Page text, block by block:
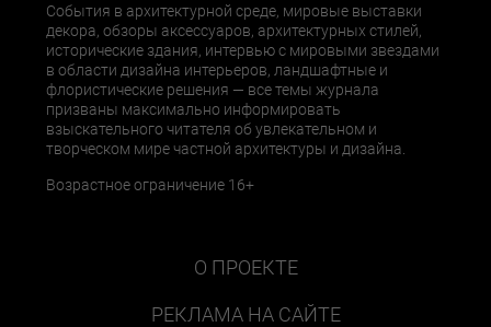
События в архитектурной среде, мировые выставки
декора, обзоры аксессуаров, архитектурных стилей,
исторические здания, интервью с мировыми звездами
в области дизайна интерьеров, ландшафтные и
флористические решения — все темы журнала
призваны максимально информировать
взыскательного читателя об увлекательном и
творческом мире частной архитектуры и дизайна.
Возрастное ограничение 16+
О ПРОЕКТЕ
РЕКЛАМА НА САЙТЕ